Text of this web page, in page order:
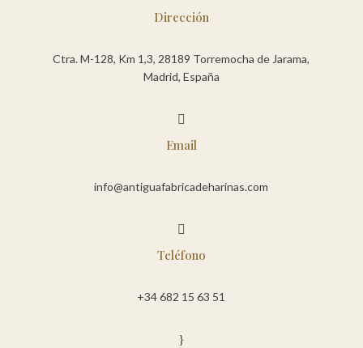
Dirección
Ctra. M-128, Km 1,3, 28189 Torremocha de Jarama,
Madrid, España

Email
info@antiguafabricadeharinas.com

Teléfono
+34 682 15 63 51
}